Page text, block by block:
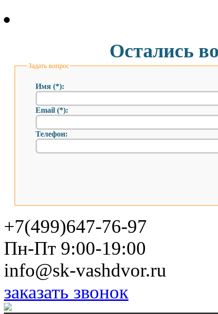
Остались
Задать вопрос
Имя (*):
Email (*):
Телефон:
+7(499)647-76-97
Пн-Пт 9:00-19:00
info@sk-vashdvor.ru
заказать звонок